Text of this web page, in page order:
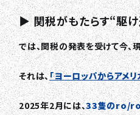
▶ 関税がもたらす“駆
では、関税の発表を受けて今、
それは、「ヨーロッパからアメ
2025年2月には、33隻のro/ro